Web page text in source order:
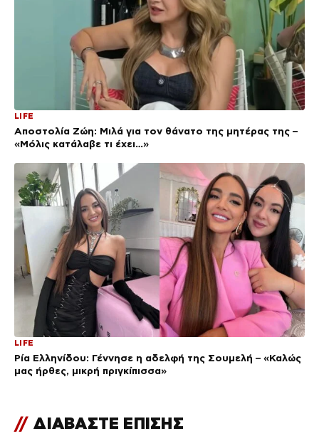
LIFE
Αποστολία Ζώη: Μιλά για τον θάνατο της μητέρας της –
«Μόλις κατάλαβε τι έχει…»
LIFE
Ρία Ελληνίδου: Γέννησε η αδελφή της Σουμελή – «Καλώς
μας ήρθες, μικρή πριγκίπισσα»
// ΔΙΑΒΑΣΤΕ ΕΠΙΣΗΣ